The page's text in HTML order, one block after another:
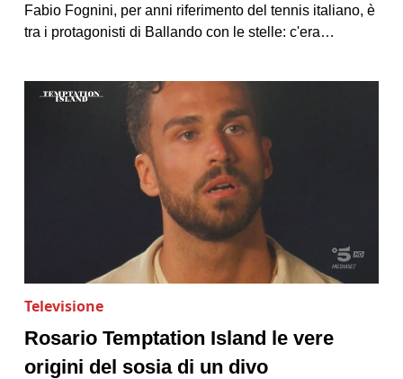
Fabio Fognini, per anni riferimento del tennis italiano, è
tra i protagonisti di Ballando con le stelle: c'era…
Televisione
Rosario Temptation Island le vere
origini del sosia di un divo